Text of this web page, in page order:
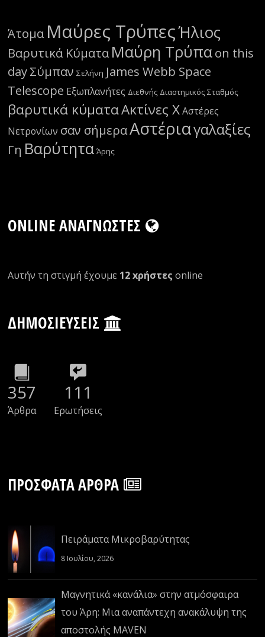
Άτομα Μαύρες ΤρύπεςΉλιος
Βαρυτικά Κύματα Μαύρη Τρύπαon this
dayΣύμπαν Σελήνη James Webb Space
Telescope Εξωπλανήτες Διεθνής Διαστημικός Σταθμός
βαρυτικά κύματαΑκτίνες Χ Αστέρες
Νετρονίων σαν σήμεραΑστέριαγαλαξίες
Γη Βαρύτητα Άρης
ONLINE ΑΝΑΓΝΏΣΤΕΣ
Αυτήν τη στιγμή έχουμε 12 xρήστες οnline
ΔΗΜΟΣΙΕΎΣΕΙΣ
357
Άρθρα
111
Ερωτήσεις
ΠΡΌΣΦΑΤΑ ΆΡΘΡΑ
Πειράματα Μικροβαρύτητας
8 Ιουλίου, 2026
Μαγνητικά «κανάλια» στην ατμόσφαιρα
του Άρη: Μια αναπάντεχη ανακάλυψη της
αποστολής MAVEN